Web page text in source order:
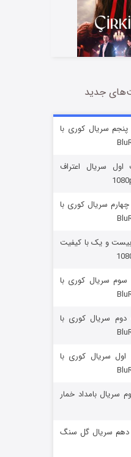
زشت
منتشر شد
شهر مرده ۳
در نجات جهان
منتشر شد
جدید
سریال کوری با
اول سریال اعتراف
سریال کوری با
بیست و یک با کیفیت
سوم سریال کوری با
دوم سریال کوری با
اول سریال کوری با
سریال بامداد خمار
دهم سریال گل سنگ